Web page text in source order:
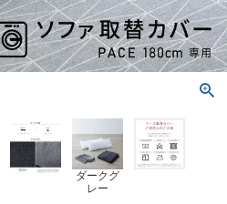
ダークグ
レー